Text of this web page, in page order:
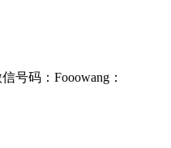
号码：Fooowang：